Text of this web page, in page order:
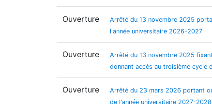
Ouverture
Arrêté du 13 novembre 2025
l'année universitaire 2026-2027
Ouverture
Arrêté du 13 novembre 2025
donnant accès au troisième cycle
Ouverture
Arrêté du 23 mars 2026 portant
de l'année universitaire 2027-2028